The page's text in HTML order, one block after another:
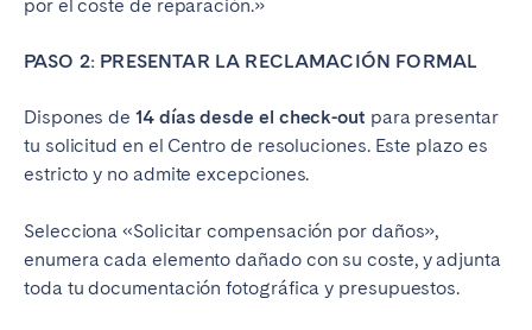
por el coste de reparación.»
PASO 2: PRESENTAR LA RECLAMACIÓN FORMAL
Dispones de14 días desde el check-out para presentar
tu solicitud en el Centro de resoluciones. Este plazo es
estricto y no admite excepciones.
Selecciona «Solicitar compensación por daños»,
enumera cada elemento dañado con su coste, y adjunta
toda tu documentación fotográfica y presupuestos.